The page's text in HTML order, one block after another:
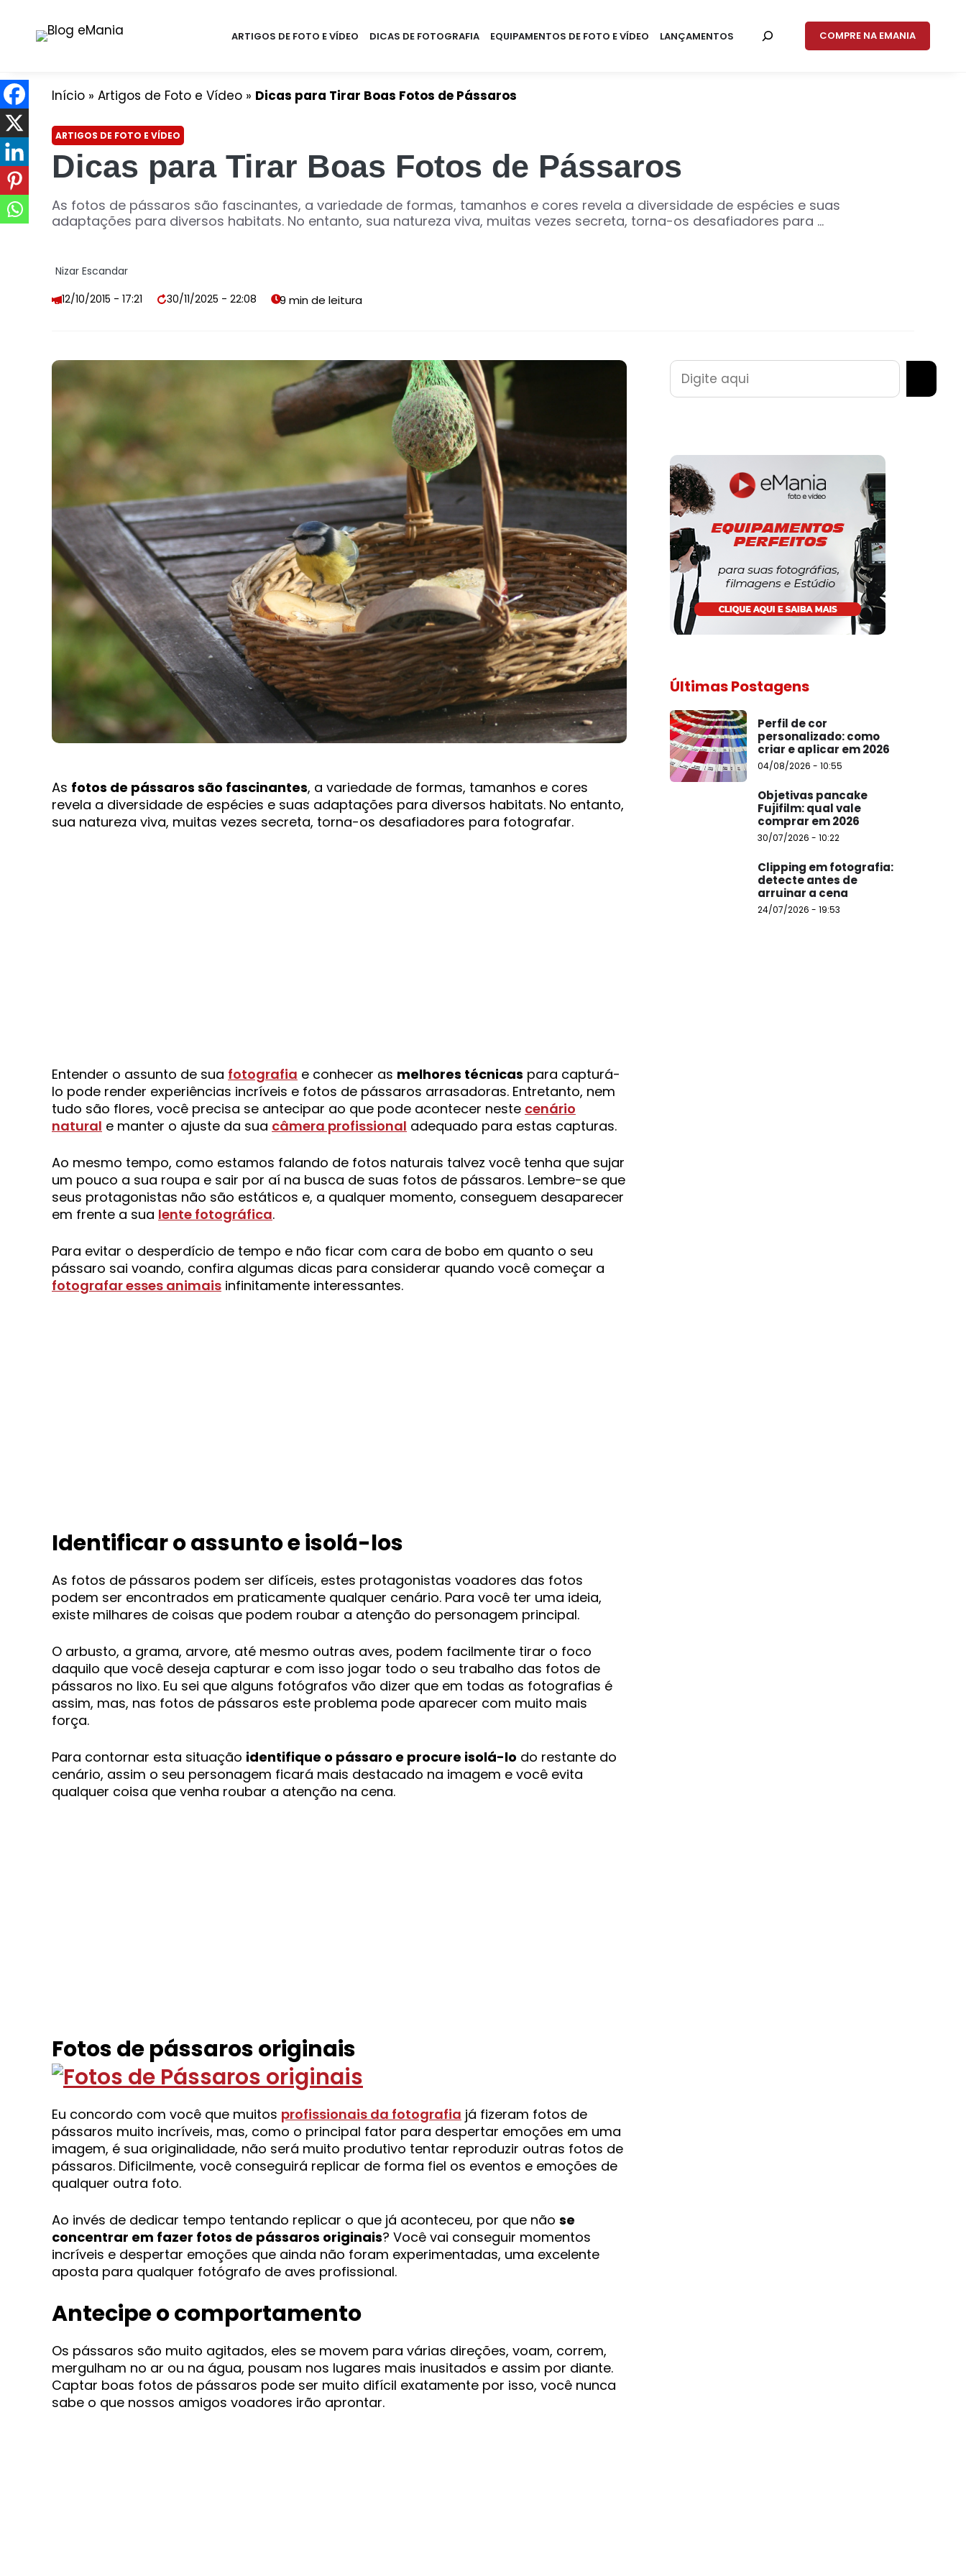
ARTIGOS DE FOTO E VÍDEO DICAS DE FOTOGRAFIA EQUIPAMENTOS DE FOTO E VÍDEO LANÇAMENTOS COMPRE NA EMANIA
Início » Artigos de Foto e Vídeo » Dicas para Tirar Boas Fotos de Pássaros
ARTIGOS DE FOTO E VÍDEO
Dicas para Tirar Boas Fotos de Pássaros
As fotos de pássaros são fascinantes, a variedade de formas, tamanhos e cores revela a diversidade de espécies e suas
adaptações para diversos habitats. No entanto, sua natureza viva, muitas vezes secreta, torna-os desafiadores para ...
Nizar Escandar
12/10/2015 - 17:21
30/11/2025 - 22:08
As fotos de pássaros são fascinantes, a variedade de formas, tamanhos e cores
revela a diversidade de espécies e suas adaptações para diversos habitats. No entanto,
sua natureza viva, muitas vezes secreta, torna-os desafiadores para fotografar.
Entender o assunto de sua fotografia e conhecer as melhores técnicas para capturá-
lo pode render experiências incríveis e fotos de pássaros arrasadoras. Entretanto, nem
tudo são flores, você precisa se antecipar ao que pode acontecer neste cenário
natural e manter o ajuste da sua câmera profissional adequado para estas capturas.
Ao mesmo tempo, como estamos falando de fotos naturais talvez você tenha que sujar
um pouco a sua roupa e sair por aí na busca de suas fotos de pássaros. Lembre-se que
seus protagonistas não são estáticos e, a qualquer momento, conseguem desaparecer
em frente a sua lente fotográfica.
Para evitar o desperdício de tempo e não ficar com cara de bobo em quanto o seu
pássaro sai voando, confira algumas dicas para considerar quando você começar a
fotografar esses animais infinitamente interessantes.
Identificar o assunto e isolá-los
As fotos de pássaros podem ser difíceis, estes protagonistas voadores das fotos
podem ser encontrados em praticamente qualquer cenário. Para você ter uma ideia,
existe milhares de coisas que podem roubar a atenção do personagem principal.
O arbusto, a grama, arvore, até mesmo outras aves, podem facilmente tirar o foco
daquilo que você deseja capturar e com isso jogar todo o seu trabalho das fotos de
pássaros no lixo. Eu sei que alguns fotógrafos vão dizer que em todas as fotografias é
assim, mas, nas fotos de pássaros este problema pode aparecer com muito mais
força.
Para contornar esta situação identifique o pássaro e procure isolá-lo do restante do
cenário, assim o seu personagem ficará mais destacado na imagem e você evita
qualquer coisa que venha roubar a atenção na cena.
Fotos de pássaros originais
Eu concordo com você que muitos profissionais da fotografia já fizeram fotos de
pássaros muito incríveis, mas, como o principal fator para despertar emoções em uma
imagem, é sua originalidade, não será muito produtivo tentar reproduzir outras fotos de
pássaros. Dificilmente, você conseguirá replicar de forma fiel os eventos e emoções de
qualquer outra foto.
Ao invés de dedicar tempo tentando replicar o que já aconteceu, por que não se
concentrar em fazer fotos de pássaros originais? Você vai conseguir momentos
incríveis e despertar emoções que ainda não foram experimentadas, uma excelente
aposta para qualquer fotógrafo de aves profissional.
Antecipe o comportamento
Os pássaros são muito agitados, eles se movem para várias direções, voam, correm,
mergulham no ar ou na água, pousam nos lugares mais inusitados e assim por diante.
Captar boas fotos de pássaros pode ser muito difícil exatamente por isso, você nunca
sabe o que nossos amigos voadores irão aprontar.
Pesquisar
Últimas Postagens
Perfil de cor
personalizado: como
criar e aplicar em 2026
04/08/2026 - 10:55
Objetivas pancake
Fujifilm: qual vale
comprar em 2026
30/07/2026 - 10:22
Clipping em fotografia:
detecte antes de
arruinar a cena
24/07/2026 - 19:53